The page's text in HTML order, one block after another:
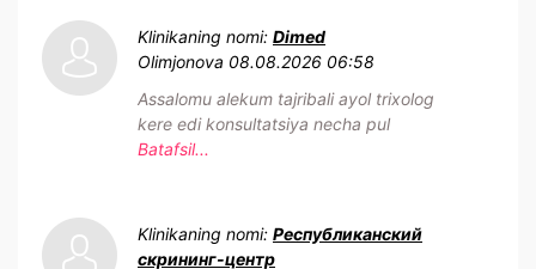
Klinikaning nomi: Dimed
Olimjonova 08.08.2026 06:58
Assalomu alekum tajribali ayol trixolog
kere edi konsultatsiya necha pul
Batafsil...
Klinikaning nomi: Республиканский
скрининг-центр